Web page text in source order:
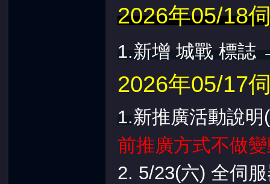
2026年05/18
1.新增 城戰 標誌
2026年05/17
1.新推廣活動說
前推廣方式不做
2. 5/23(六) 全伺